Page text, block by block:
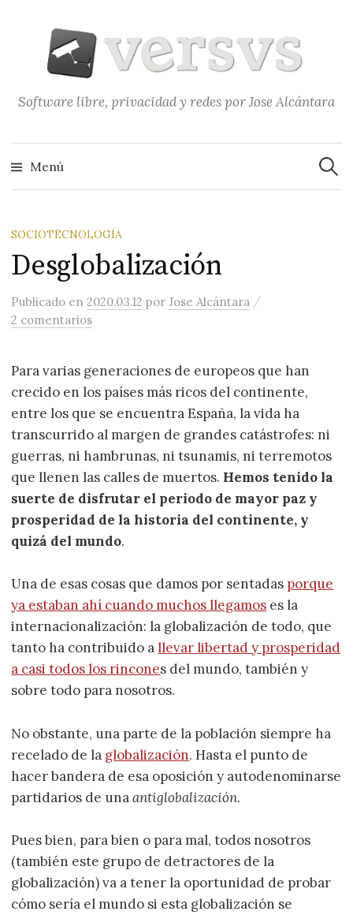
contenido
Software libre, privacidad y redes por Jose Alcántara
Menú
SOCIOTECNOLOGÍA
Desglobalización
Publicado en2020.03.12 porJose Alcántara /
2 comentarios
Para varias generaciones de europeos que han
crecido en los países más ricos del continente,
entre los que se encuentra España, la vida ha
transcurrido al margen de grandes catástrofes: ni
guerras, ni hambrunas, ni tsunamis, ni terremotos
que llenen las calles de muertos. Hemos tenido la
suerte de disfrutar el periodo de mayor paz y
prosperidad de la historia del continente, y
quizá del mundo.
Una de esas cosas que damos por sentadas porque
ya estaban ahí cuando muchos llegamos es la
internacionalización: la globalización de todo, que
tanto ha contribuido allevar libertad y prosperidad
a casi todos los rincones del mundo, también y
sobre todo para nosotros.
No obstante, una parte de la población siempre ha
recelado de la globalización. Hasta el punto de
hacer bandera de esa oposición y autodenominarse
partidarios de unaantiglobalización.
Pues bien, para bien o para mal, todos nosotros
(también este grupo de detractores de la
globalización) va a tener la oportunidad de probar
cómo sería el mundo si esta globalización se